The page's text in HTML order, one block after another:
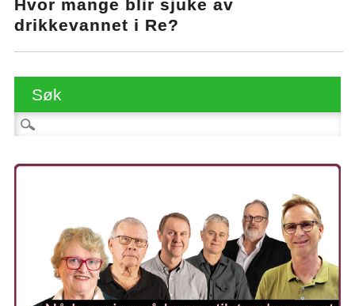
Hvor mange blir sjuke av
drikkevannet i Re?
Søk
Søk etter: